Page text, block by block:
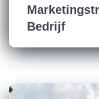
Bedrijf